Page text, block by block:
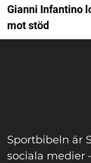
Gianni Infantino
mot stöd
Sportbibeln är
sociala medier